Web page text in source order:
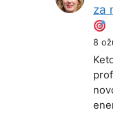
za
8